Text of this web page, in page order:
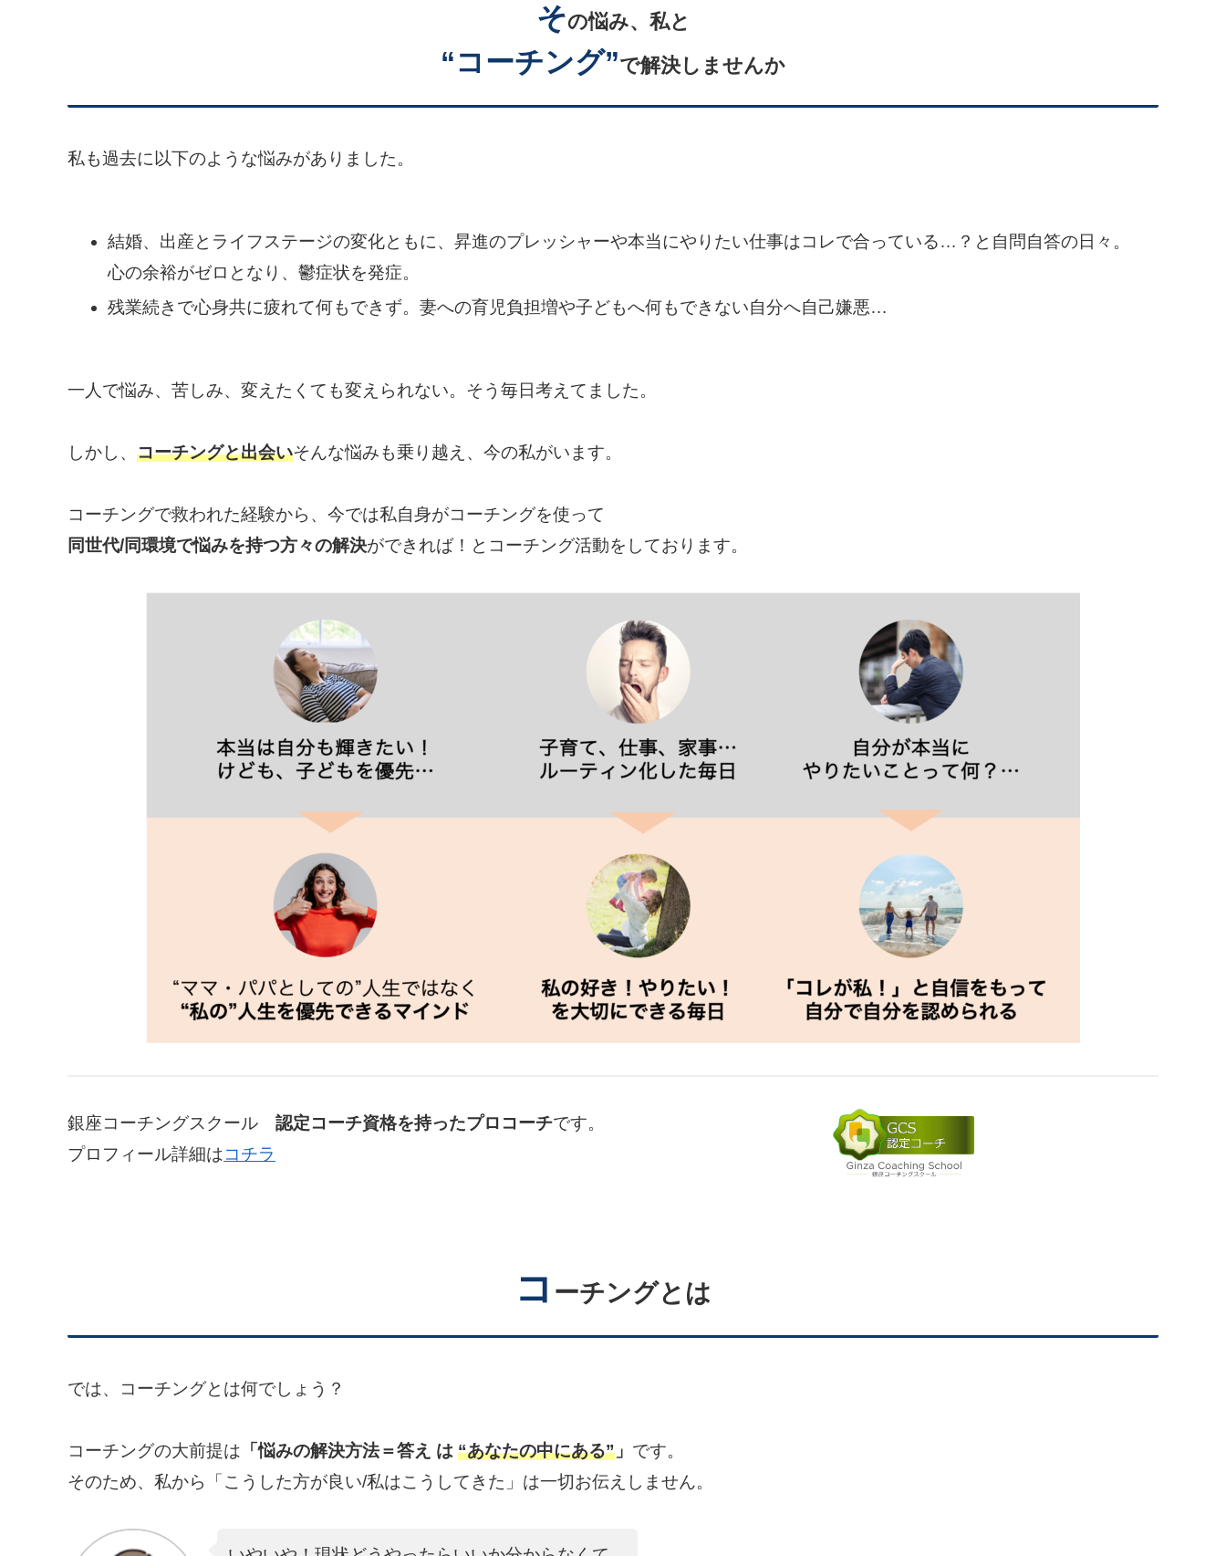
その悩み、私と
“コーチング”で解決しませんか
私も過去に以下のような悩みがありました。
結婚、出産とライフステージの変化ともに、昇進のプレッシャーや本当にやりたい仕事はコレで合っている…？と自問自答の日々。
心の余裕がゼロとなり、鬱症状を発症。
残業続きで心身共に疲れて何もできず。妻への育児負担増や子どもへ何もできない自分へ自己嫌悪…
一人で悩み、苦しみ、変えたくても変えられない。そう毎日考えてました。
しかし、 コーチングと出会いそんな悩みも乗り越え、今の私がいます。
コーチングで救われた経験から、今では私自身がコーチングを使って
同世代/同環境で悩みを持つ方々の解決ができれば！とコーチング活動をしております。
銀座コーチングスクール 認定コーチ資格を持ったプロコーチです。
プロフィール詳細はコチラ
コ ーチングとは
では、コーチングとは何でしょう？
コーチングの大前提は 「悩みの解決方法＝答え は “あなたの中にある” 」 です。
そのため、私から「こうした方が良い/私はこうしてきた」は一切お伝えしません。